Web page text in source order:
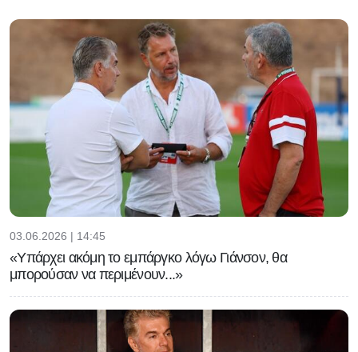
03.06.2026 | 14:45
«Υπάρχει ακόμη το εμπάργκο λόγω Γιάνσον, θα
μπορούσαν να περιμένουν...»